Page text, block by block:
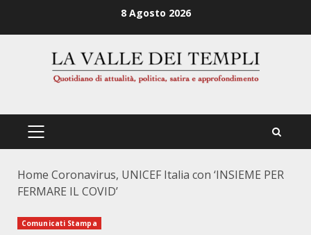
8 Agosto 2026
PRIMÄRES
Home Coronavirus, UNICEF Italia con ‘INSIEME PER
FERMARE IL COVID’
Comunicati Stampa